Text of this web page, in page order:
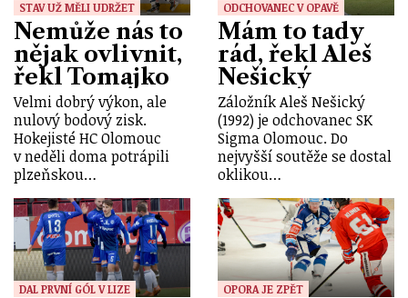
STAV UŽ MĚLI UDRŽET
Nemůže nás to
nějak ovlivnit,
řekl Tomajko
Velmi dobrý výkon, ale
nulový bodový zisk.
Hokejisté HC Olomouc
v neděli doma potrápili
plzeňskou…
ODCHOVANEC V OPAVĚ
Mám to tady
rád, řekl Aleš
Nešický
Záložník Aleš Nešický
(1992) je odchovanec SK
Sigma Olomouc. Do
nejvyšší soutěže se dostal
oklikou…
DAL PRVNÍ GÓL V LIZE OPORA JE ZPĚT